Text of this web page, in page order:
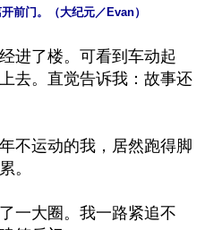
前门。（大纪元／Evan）
进了楼。可看到车动起
去。直觉告诉我：故事还
不运动的我，居然跑得脚
。
一大圈。我一路紧追不